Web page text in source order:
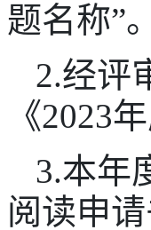
题名称”。
2.经评
《2023
3.本年
阅读申